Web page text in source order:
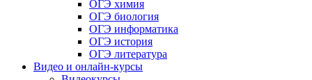
ОГЭ химия
ОГЭ биология
ОГЭ информатика
ОГЭ история
ОГЭ литература
Видео и онлайн-курсы